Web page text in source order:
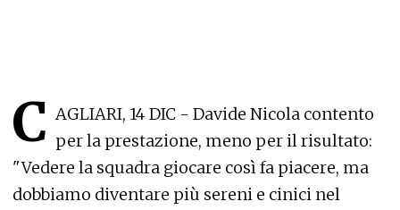
C AGLIARI, 14 DIC - Davide Nicola contento
per la prestazione, meno per il risultato:
"Vedere la squadra giocare così fa piacere, ma
dobbiamo diventare più sereni e cinici nel